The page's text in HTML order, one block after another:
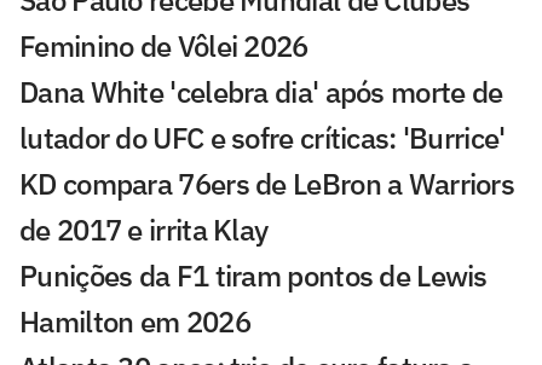
Feminino de Vôlei 2026
Dana White 'celebra dia' após morte de
lutador do UFC e sofre críticas: 'Burrice'
KD compara 76ers de LeBron a Warriors
de 2017 e irrita Klay
Punições da F1 tiram pontos de Lewis
Hamilton em 2026